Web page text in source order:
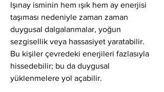
Işınay isminin hem ışık hem ay enerjisi
taşıması nedeniyle zaman zaman
duygusal dalgalanmalar, yoğun
sezgisellik veya hassasiyet yaratabilir.
Bu kişiler çevredeki enerjileri fazlasıyla
hissedebilir; bu da duygusal
yüklenmelere yol açabilir.